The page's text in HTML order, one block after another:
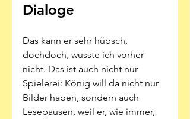
Dialoge
Das kann er sehr hübsch,
dochdoch, wusste ich vorher
nicht. Das ist auch nicht nur
Spielerei: König will da nicht nur
Bilder haben, sondern auch
Lesepausen, weil er, wie immer,